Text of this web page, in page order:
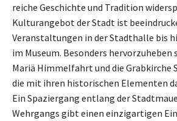
reiche Geschichte und Tradition
Kulturangebot der Stadt ist
Veranstaltungen in der Stadthalle bis
im Museum. Besonders hervorzuheben
Mariä Himmelfahrt und die Grabkirche
die mit ihren historischen Elementen
Ein Spaziergang entlang der
Wehrgangs gibt einen einzigartigen